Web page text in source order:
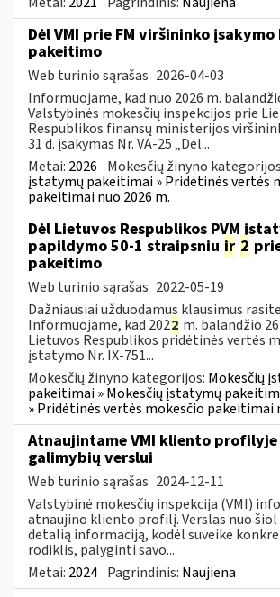
Dėl VMI prie FM viršininko įsakymo
pakeitimo
Web turinio sąrašas 2026-04-03
Informuojame, kad nuo 2026 m.
Valstybinės mokesčių inspekcijos prie
Respublikos finansų ministerijos
31 d. įsakymas Nr. VA-25 „Dėl...
Metai: 2026 Mokesčių žinyno
įstatymų pakeitimai » Pridėtinės vertės
pakeitimai nuo 2026 m.
Dėl Lietuvos Respublikos PVM
papildymo 50-1 straipsniu ir 2
pakeitimo
Web turinio sąrašas 2022-05-19
Dažniausiai užduodamus klausimus
Informuojame, kad 2022 m. balandžio
Lietuvos Respublikos pridėtinės vertės
įstatymo Nr. IX-751...
Mokesčių žinyno kategorijos: Mokesčių
pakeitimai » Mokesčių įstatymų
» Pridėtinės vertės mokesčio pakeitimai
Atnaujintame VMI kliento profilyje
galimybių verslui
Web turinio sąrašas 2024-12-11
Valstybinė mokesčių inspekcija (VMI)
atnaujino kliento profilį. Verslas nuo
detalią informaciją, kodėl suveikė
rodiklis, palyginti savo...
Metai: 2024 Pagrindinis: Naujiena